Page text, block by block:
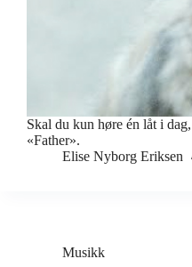
Skal du kun høre én låt i
«Father».
Elise Nyborg Eriksen
Musikk